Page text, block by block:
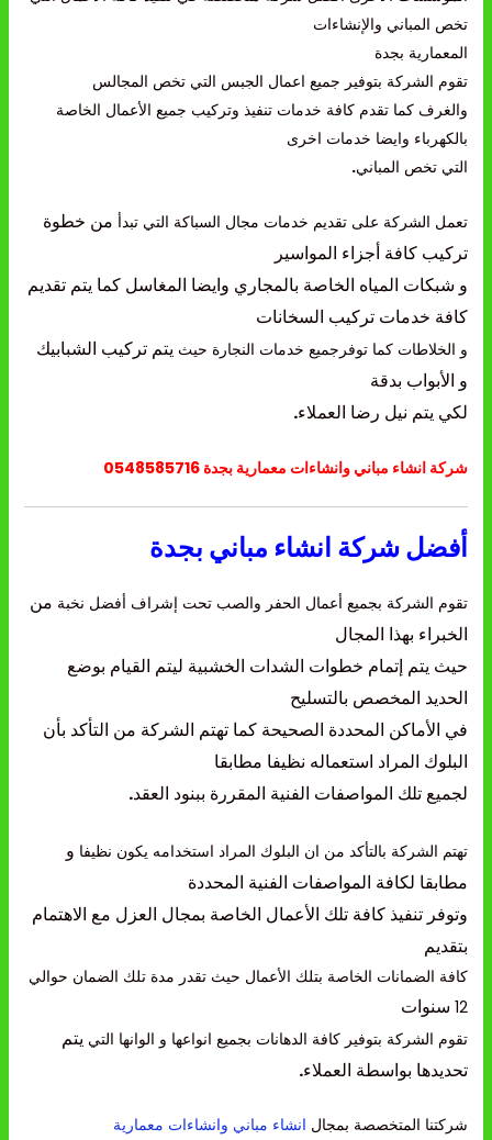
تخص المباني والإنشاءات
المعمارية بجدة
تقوم الشركة بتوفير جميع اعمال الجبس التي تخص المجالس
والغرف كما تقدم كافة خدمات تنفيذ وتركيب جميع الأعمال الخاصة
بالكهرباء وايضا خدمات اخرى
التي تخص المباني.
تعمل الشركة على تقديم خدمات مجال السباكة التي تبدأ من خطوة
تركيب كافة أجزاء المواسير
و شبكات المياه الخاصة بالمجاري وايضا المغاسل كما يتم تقديم
كافة خدمات تركيب السخانات
و الخلاطات كما توفرجميع خدمات النجارة حيث يتم تركيب الشبابيك
و الأبواب بدقة
لكي يتم نيل رضا العملاء.
شركة انشاء مباني وانشاءات معمارية بجدة 0548585716
أفضل شركة انشاء مباني بجدة
تقوم الشركة بجميع أعمال الحفر والصب تحت إشراف أفضل نخبة من
الخبراء بهذا المجال
حيث يتم إتمام خطوات الشدات الخشبية ليتم القيام بوضع
الحديد المخصص بالتسليح
في الأماكن المحددة الصحيحة كما تهتم الشركة من التأكد بأن
البلوك المراد استعماله نظيفا مطابقا
لجميع تلك المواصفات الفنية المقررة ببنود العقد.
تهتم الشركة بالتأكد من ان البلوك المراد استخدامه يكون نظيفا و
مطابقا لكافة المواصفات الفنية المحددة
وتوفر تنفيذ كافة تلك الأعمال الخاصة بمجال العزل مع الاهتمام
بتقديم
كافة الضمانات الخاصة بتلك الأعمال حيث تقدر مدة تلك الضمان حوالي
12 سنوات
تقوم الشركة بتوفير كافة الدهانات بجميع انواعها و الوانها التي يتم
تحديدها بواسطة العملاء.
شركتنا المتخصصة بمجال انشاء مباني وانشاءات معمارية